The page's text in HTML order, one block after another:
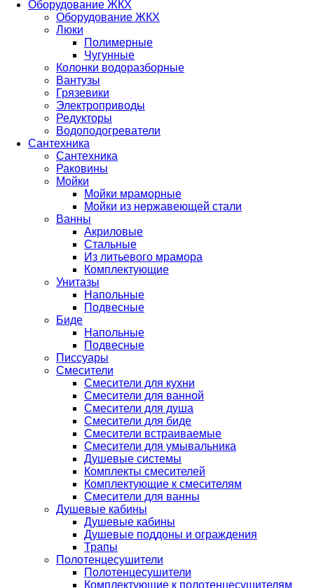
Оборудование ЖКХ
Оборудование ЖКХ
Люки
Полимерные
Чугунные
Колонки водоразборные
Вантузы
Грязевики
Электроприводы
Редукторы
Водоподогреватели
Сантехника
Сантехника
Раковины
Мойки
Мойки мраморные
Мойки из нержавеющей стали
Ванны
Акриловые
Стальные
Из литьевого мрамора
Комплектующие
Унитазы
Напольные
Подвесные
Биде
Напольные
Подвесные
Писсуары
Смесители
Смесители для кухни
Смесители для ванной
Смесители для душа
Смесители для биде
Смесители встраиваемые
Смесители для умывальника
Душевые системы
Комплекты смесителей
Комплектующие к смесителям
Смесители для ванны
Душевые кабины
Душевые кабины
Душевые поддоны и ограждения
Трапы
Полотенцесушители
Полотенцесушители
Комплектующие к полотенцесушителям